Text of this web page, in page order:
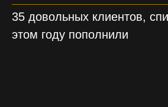
35 довольных клиентов,
этом году пополнили